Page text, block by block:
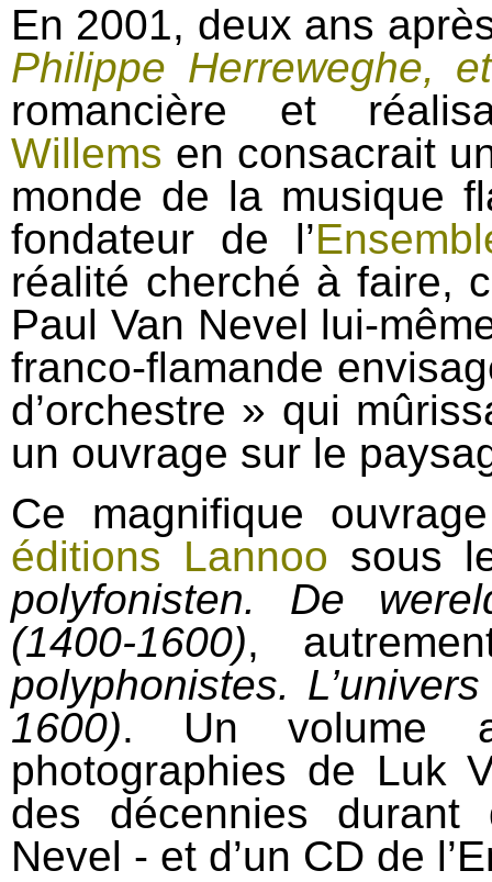
En 2001, deux ans
Philippe Herreweghe,
romancière et
Willems en consacrait
monde de la musique
fondateur de l’
réalité cherché à faire,
Paul Van Nevel
franco‐flamande
d’orchestre » qui
un ouvrage sur le
Ce magnifique
éditions Lannoo sous
polyfonisten. De
(1400-1600),
polyphonistes.
1600). Un volume
photographies de Luk
des décennies
Nevel - et d’un CD de